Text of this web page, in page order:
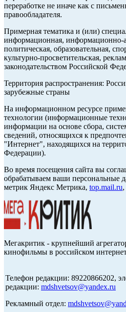
переработке не иначе как с
правообладателя.
Примерная тематика и (или)
информационная, информационно-
политическая, образовательная,
культурно-просветительская,
законодательством Российской
Территория распространения:
зарубежные страны
На информационном ресурсе
технологии (информационные
информации на основе сбора,
сведений, относящихся к
"Интернет", находящихся на
Федерации).
Во время посещения сайта вы
обрабатываем ваши персональные
метрик Яндекс Метрика, top.mail.ru
Мегакритик - крупнейший
кинофильмы в российском
Телефон редакции: 89220866202,
редакции: mdshvetsov@yandex.ru
Рекламный отдел: